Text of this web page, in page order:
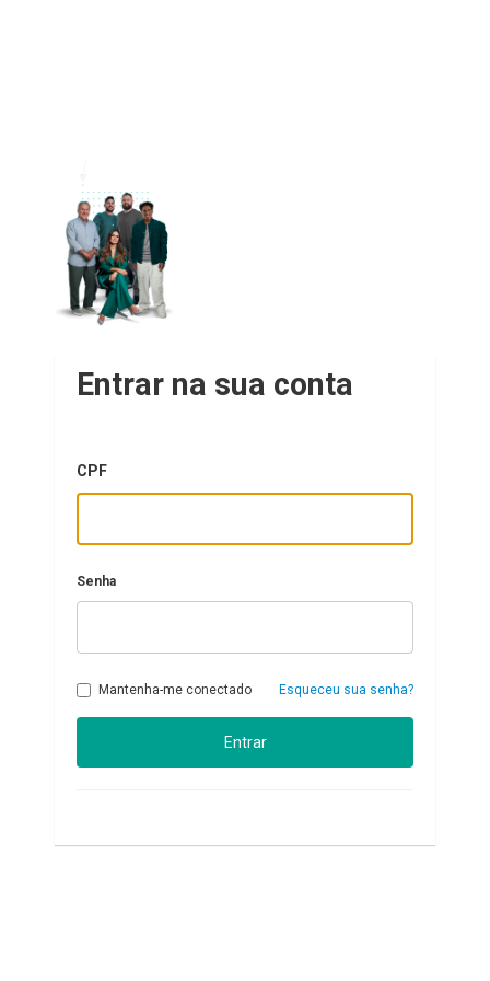
Entrar na sua conta
Senha
Mantenha-me conectado Esqueceu sua senha?